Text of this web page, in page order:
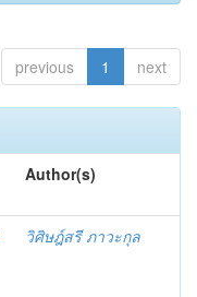
previous 1 next
Author(s)
วิศิษฎ์สรี ภาวะกุล